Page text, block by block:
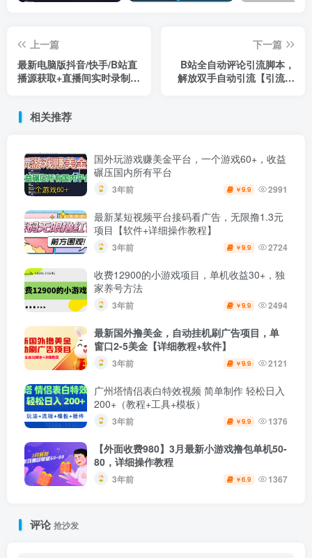
上一篇
最新电脑版抖音/快手/B站直
播源获取+直播间实时录制
下一篇
B站全自动评论引流脚本，
解放双手自动引流【引流脚
相关推荐
国外玩游戏赚美金平台，一个游戏60+，收益
碾压国内所有平台
3年前 ￥9.9 2991
最新某短视频平台接码看广告，无限撸1.3元
项目【软件+详细操作教程】
3年前 ￥9.9 2724
收费12900的小游戏项目，单机收益30+，独
家养号方法
3年前 ￥9.9 2494
最新国外撸美金，自动挂机刷广告项目，单
窗口2-5美金【详细教程+软件】
3年前 ￥9.9 2121
广州塔情侣表白特效视频 简单制作 轻松日入
200+（教程+工具+模板）
3年前 ￥9.9 1376
【外面收费980】3月最新小游戏撸包单机50-
80，详细操作教程
3年前 ￥6.9 1367
评论抢沙发